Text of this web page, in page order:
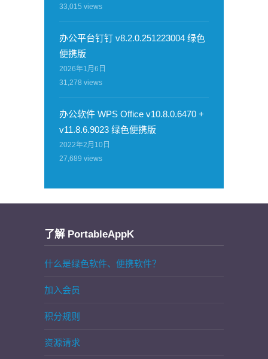
33,015 views
办公平台钉钉 v8.2.0.251223004 绿色
便携版
2026年1月6日
31,278 views
办公软件 WPS Office v10.8.0.6470 +
v11.8.6.9023 绿色便携版
2022年2月10日
27,689 views
了解 PortableAppK
什么是绿色软件、便携软件？
加入会员
积分规则
资源请求